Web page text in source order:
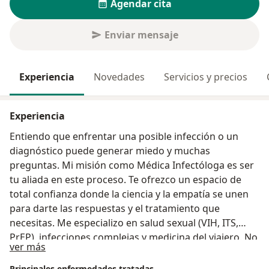
Agendar cita
Enviar mensaje
Experiencia Novedades Servicios y precios
Experiencia
Entiendo que enfrentar una posible infección o un
diagnóstico puede generar miedo y muchas
preguntas. Mi misión como Médica Infectóloga es ser
tu aliada en este proceso. Te ofrezco un espacio de
total confianza donde la ciencia y la empatía se unen
para darte las respuestas y el tratamiento que
necesitas. Me especializo en salud sexual (VIH, ITS,
PrEP), infecciones complejas y medicina del viajero. No
estás solo/a en esto. Agenda una consulta y
empecemos a trabajar juntos por tu tranquilidad y tu
ver más